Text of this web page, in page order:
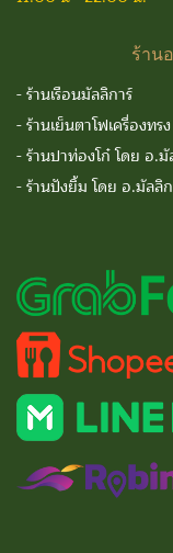
ร้าน
-ร้านเรือนมัลลิการ์
-ร้านเย็นตาโฟเครื่องท
-ร้านปาท่องโก๋ โดย อ.มั
-ร้านปังยิ้ม โดย อ.มัลลิ